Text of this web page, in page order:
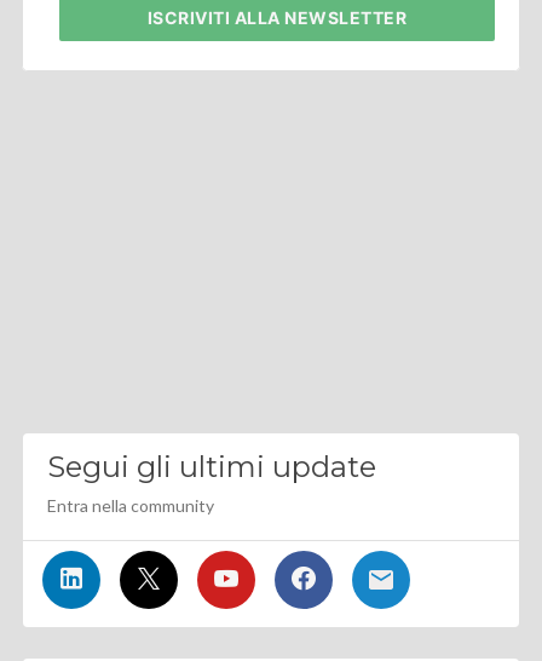
ISCRIVITI ALLA NEWSLETTER
Segui gli ultimi update
Entra nella community